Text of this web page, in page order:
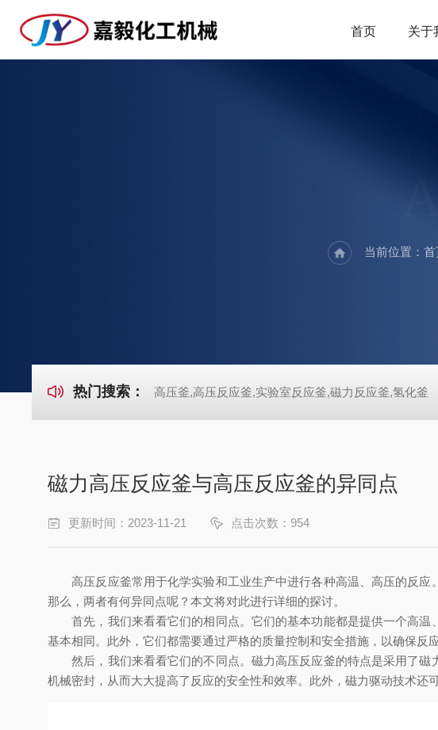
首页 关于
当前位置： 首
热门搜索： 高压釜,高压反应釜,实验室反应釜,磁力反应釜,氢化釜
磁力高压反应釜与高压反应釜的异同点
更新时间：2023-11-21 点击次数：954
高压反应釜常用于化学实验和工业生产中进行各种高温、高压的反应
那么，两者有何异同点呢？本文将对此进行详细的探讨。
首先，我们来看看它们的相同点。它们的基本功能都是提供一个高温
基本相同。此外，它们都需要通过严格的质量控制和安全措施，以确保反
然后，我们来看看它们的不同点。磁力高压反应釜的特点是采用了磁
机械密封，从而大大提高了反应的安全性和效率。此外，磁力驱动技术还